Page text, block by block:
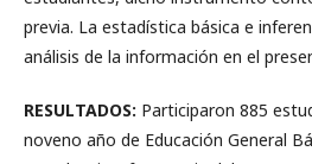
previa. La estadística básica e
análisis de la información en el
RESULTADOS: Participaron 885
noveno año de Educación General